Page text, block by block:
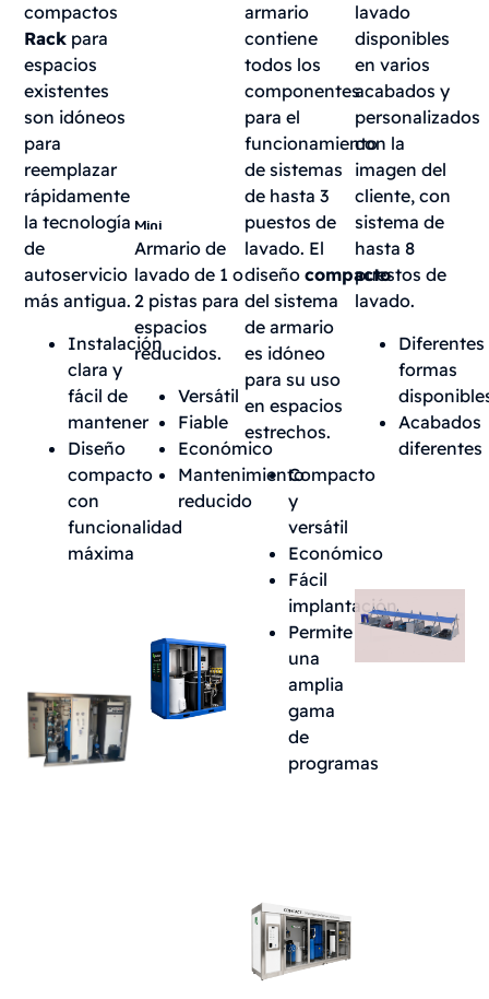
compactos
Rack para
espacios
existentes
son idóneos
para
reemplazar
rápidamente
la tecnología
de
autoservicio
más antigua.
Instalación
clara y
fácil de
mantener
Diseño
compacto
con
funcionalidad
máxima
Mini
Armario de
lavado de 1 o
2 pistas para
espacios
reducidos.
Versátil
Fiable
Económico
Mantenimiento
reducido
armario
contiene
todos los
componentes
para el
funcionamiento
de sistemas
de hasta 3
puestos de
lavado. El
diseño compacto
del sistema
de armario
es idóneo
para su uso
en espacios
estrechos.
Compacto
y
versátil
Económico
Fácil
implantación
Permite
una
amplia
gama
de
programas
lavado
disponibles
en varios
acabados y
personalizados
con la
imagen del
cliente, con
sistema de
hasta 8
puestos de
lavado.
Diferentes
formas
Acabados
diferentes